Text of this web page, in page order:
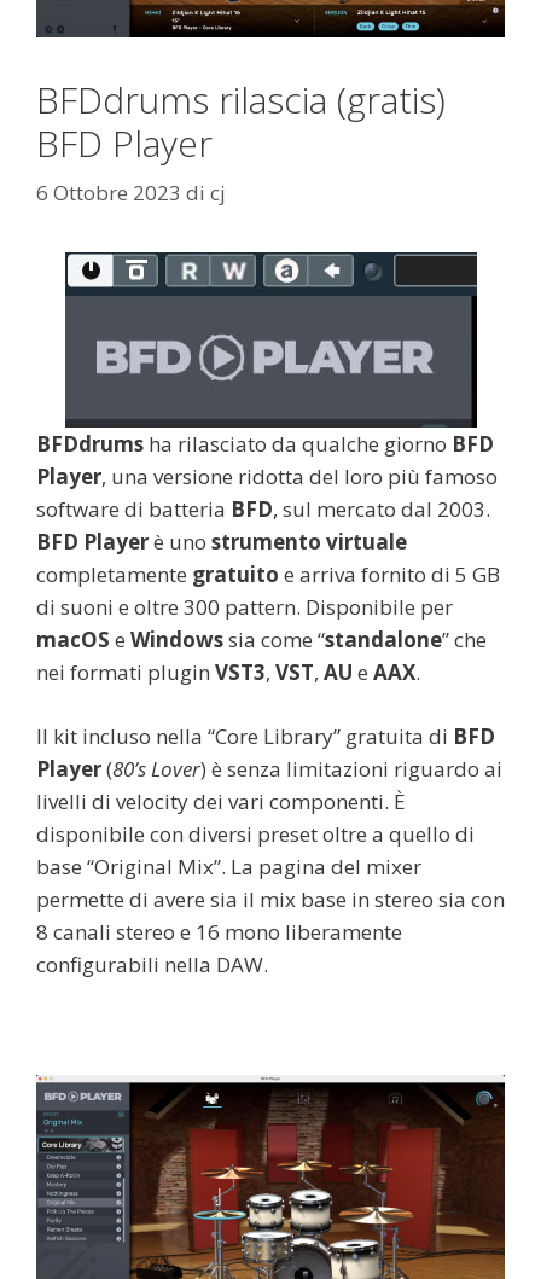
BFDdrums rilascia (gratis)
BFD Player
6 Ottobre 2023 di cj
BFDdrums ha rilasciato da qualche giorno BFD
Player, una versione ridotta del loro più famoso
software di batteria BFD, sul mercato dal 2003.
BFD Playerè uno strumento virtuale
completamente gratuito e arriva fornito di 5 GB
di suoni e oltre 300 pattern. Disponibile per
macOS e Windowssia come “standalone” che
nei formati plugin VST3, VST, AU e AAX.
Il kit incluso nella “Core Library” gratuita di BFD
Player(80’s Lover) è senza limitazioni riguardo ai
livelli di velocity dei vari componenti. È
disponibile con diversi preset oltre a quello di
base “Original Mix”. La pagina del mixer
permette di avere sia il mix base in stereo sia con
8 canali stereo e 16 mono liberamente
configurabili nella DAW.